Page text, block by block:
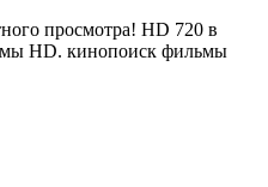
просмотра! HD 720 в
HD. кинопоиск фильмы